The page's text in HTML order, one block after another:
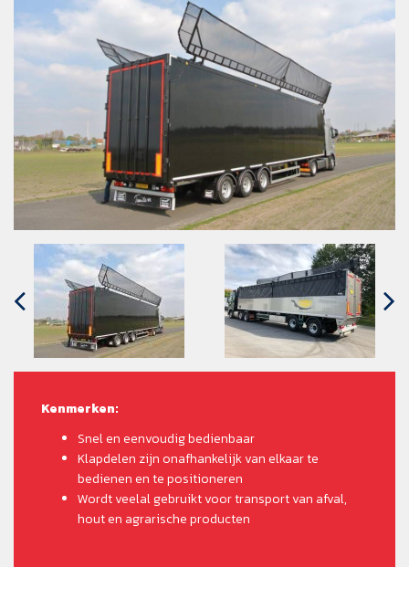
Kenmerken:
Snel en eenvoudig bedienbaar
Klapdelen zijn onafhankelijk van elkaar te
bedienen en te positioneren
Wordt veelal gebruikt voor transport van afval,
hout en agrarische producten